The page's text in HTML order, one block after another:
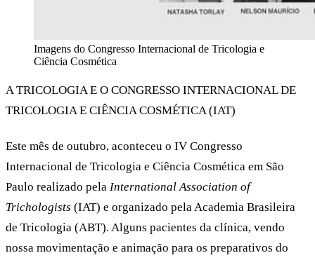
Imagens do Congresso Internacional de Tricologia e
Ciência Cosmética
A TRICOLOGIA E O CONGRESSO INTERNACIONAL DE
TRICOLOGIA E CIÊNCIA COSMÉTICA (IAT)
Este mês de outubro, aconteceu o IV Congresso
Internacional de Tricologia e Ciência Cosmética em São
Paulo realizado pela International Association of
Trichologists (IAT) e organizado pela Academia Brasileira
de Tricologia (ABT). Alguns pacientes da clínica, vendo
nossa movimentação e animação para os preparativos do